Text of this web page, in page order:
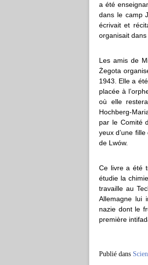
a été
dans le camp
écrivait et
organisait
Les amis de
Żegota
1943. Elle a
placée à
où elle
Hochberg-
par le Comité
yeux d’une
de Lwów.
Ce livre a été
étudie la
travaille au
Allemagne lui
nazie dont le
première
Publié dans